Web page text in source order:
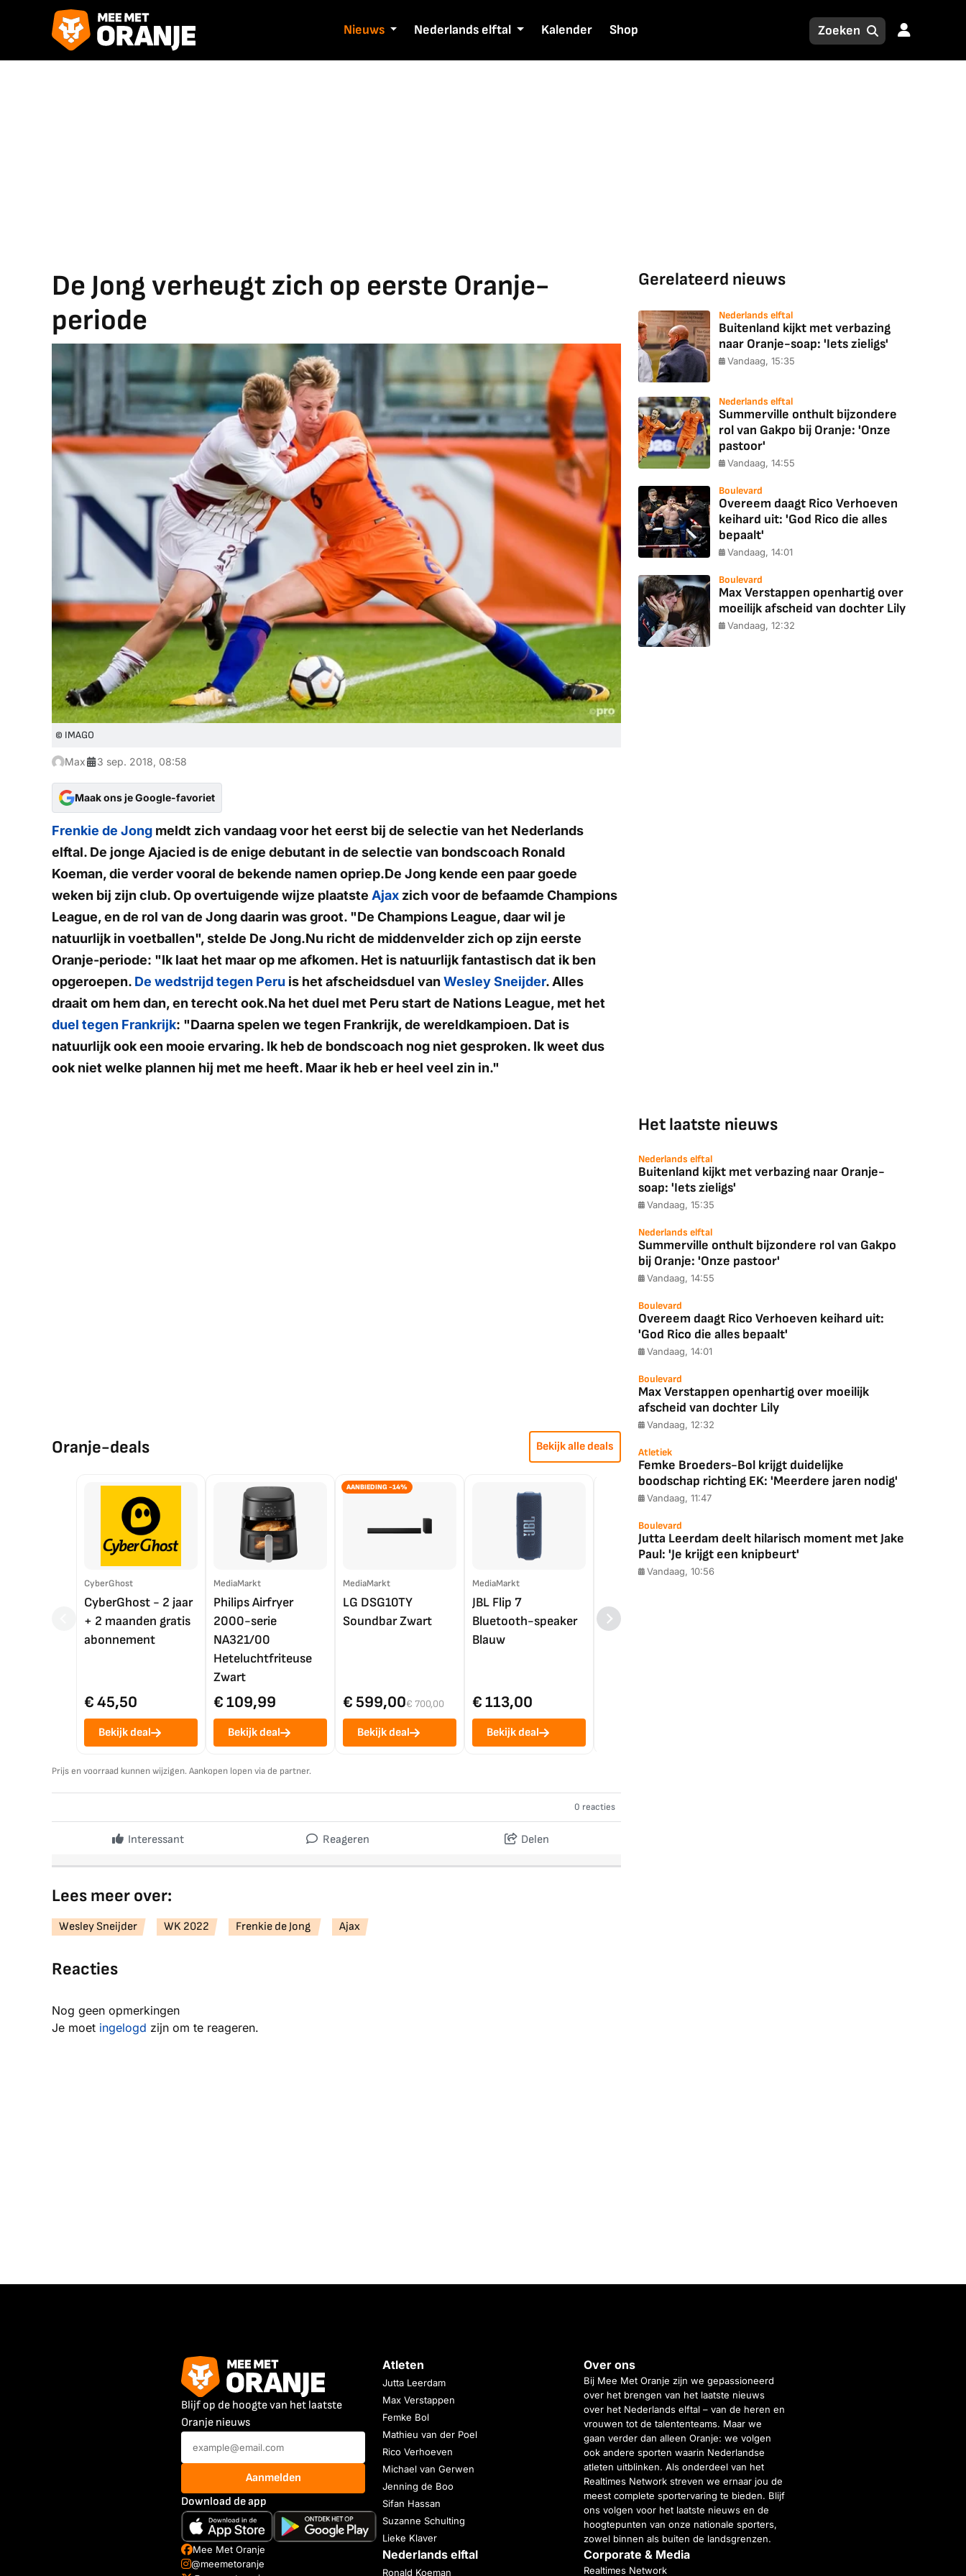
Nieuws Nederlands elftal Kalender Shop
De Jong verheugt zich op eerste Oranje-
periode
© IMAGO
Max 3 sep. 2018, 08:58
Maak ons je Google-favoriet
Frenkie de Jong meldt zich vandaag voor het eerst bij de selectie van het Nederlands
elftal. De jonge Ajacied is de enige debutant in de selectie van bondscoach Ronald
Koeman, die verder vooral de bekende namen opriep.De Jong kende een paar goede
weken bij zijn club. Op overtuigende wijze plaatste Ajax zich voor de befaamde Champions
League, en de rol van de Jong daarin was groot. "De Champions League, daar wil je
natuurlijk in voetballen", stelde De Jong.Nu richt de middenvelder zich op zijn eerste
Oranje-periode: "Ik laat het maar op me afkomen. Het is natuurlijk fantastisch dat ik ben
opgeroepen. De wedstrijd tegen Peru is het afscheidsduel van Wesley Sneijder. Alles
draait om hem dan, en terecht ook.Na het duel met Peru start de Nations League, met het
duel tegen Frankrijk: "Daarna spelen we tegen Frankrijk, de wereldkampioen. Dat is
natuurlijk ook een mooie ervaring. Ik heb de bondscoach nog niet gesproken. Ik weet dus
ook niet welke plannen hij met me heeft. Maar ik heb er heel veel zin in."
Oranje-deals Bekijk alle deals
CyberGhost
CyberGhost - 2 jaar
+ 2 maanden gratis
abonnement
€ 45,50
Bekijk deal
MediaMarkt
Philips Airfryer
2000-serie
NA321/00
Heteluchtfriteuse
Zwart
€ 109,99
Bekijk deal
AANBIEDING -14%
MediaMarkt
LG DSG10TY
Soundbar Zwart
€ 599,00€ 700,00
Bekijk deal
MediaMarkt
JBL Flip 7
Bluetooth-speaker
Blauw
€ 113,00
Bekijk deal
4K TV (2025)
Prijs en voorraad kunnen wijzigen. Aankopen lopen via de partner.
0 reacties
Interessant Reageren Delen
Lees meer over:
Wesley Sneijder WK 2022 Frenkie de Jong Ajax
Reacties
Nog geen opmerkingen
Je moet ingelogd zijn om te reageren.
Gerelateerd nieuws
Nederlands elftal
Buitenland kijkt met verbazing
naar Oranje-soap: 'Iets zieligs'
Vandaag, 15:35
Nederlands elftal
Summerville onthult bijzondere
rol van Gakpo bij Oranje: 'Onze
pastoor'
Vandaag, 14:55
Boulevard
Overeem daagt Rico Verhoeven
keihard uit: 'God Rico die alles
bepaalt'
Vandaag, 14:01
Boulevard
Max Verstappen openhartig over
moeilijk afscheid van dochter Lily
Vandaag, 12:32
Het laatste nieuws
Nederlands elftal
Buitenland kijkt met verbazing naar Oranje-
soap: 'Iets zieligs'
Vandaag, 15:35
Nederlands elftal
Summerville onthult bijzondere rol van Gakpo
bij Oranje: 'Onze pastoor'
Vandaag, 14:55
Boulevard
Overeem daagt Rico Verhoeven keihard uit:
'God Rico die alles bepaalt'
Vandaag, 14:01
Boulevard
Max Verstappen openhartig over moeilijk
afscheid van dochter Lily
Vandaag, 12:32
Atletiek
Femke Broeders-Bol krijgt duidelijke
boodschap richting EK: 'Meerdere jaren nodig'
Vandaag, 11:47
Boulevard
Jutta Leerdam deelt hilarisch moment met Jake
Paul: 'Je krijgt een knipbeurt'
Vandaag, 10:56
Blijf op de hoogte van het laatste
Oranje nieuws
Aanmelden
Download de app
Mee Met Oranje
@meemetoranje
Atleten
Jutta Leerdam
Max Verstappen
Femke Bol
Mathieu van der Poel
Rico Verhoeven
Michael van Gerwen
Jenning de Boo
Sifan Hassan
Suzanne Schulting
Lieke Klaver
Nederlands elftal
Ronald Koeman
Over ons
Bij Mee Met Oranje zijn we gepassioneerd
over het brengen van het laatste nieuws
over het Nederlands elftal – van de heren en
vrouwen tot de talententeams. Maar we
gaan verder dan alleen Oranje: we volgen
ook andere sporten waarin Nederlandse
atleten uitblinken. Als onderdeel van het
Realtimes Network streven we ernaar jou de
meest complete sportervaring te bieden. Blijf
ons volgen voor het laatste nieuws en de
hoogtepunten van onze nationale sporters,
zowel binnen als buiten de landsgrenzen.
Corporate & Media
Realtimes Network